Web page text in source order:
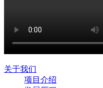
关于我们
项目介绍